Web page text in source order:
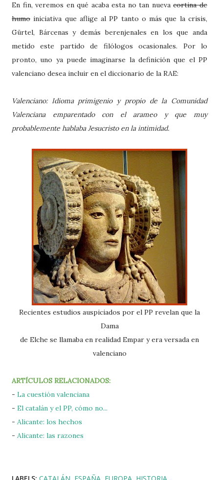
En fin, veremos en qué acaba esta no tan nuevacortina de
humo iniciativa que aflige al PP tanto o más que la crisis,
Gürtel, Bárcenas y demás berenjenales en los que anda
metido este partido de filólogos ocasionales. Por lo
pronto, uno ya puede imaginarse la definición que el PP
valenciano desea incluir en el diccionario de la RAE:
Valenciano: Idioma primigenio y propio de la Comunidad
Valenciana emparentado con el arameo y que muy
probablemente hablaba Jesucristo en la intimidad.
Recientes estudios auspiciados por el PP revelan que la
Dama
de Elche se llamaba en realidad Empar y era versada en
valenciano
ARTÍCULOS RELACIONADOS:
- La cuestión valenciana
- El catalán y el PP, cómo no...
- Alicante: los hechos
- Alicante: las razones